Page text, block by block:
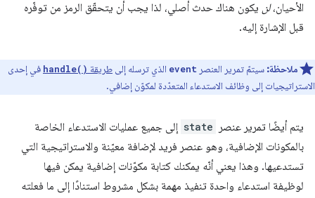
الأحيان،لن يكون هناك حدث أصلي، لذا يجب أن يتحقّق الرمز من توفّره
قبل الإشارة إليه.
ملاحظة: سيتمّ تمرير العنصر event الذي ترسله إلى طريقة handle() في إحدى
الاستراتيجيات إلى وظائف الاستدعاء المتعدّدة لمكوّن إضافي.
يتم أيضًا تمرير عنصر state إلى جميع عمليات الاستدعاء الخاصة
بالمكونات الإضافية، وهو عنصر فريد لإضافة معيّنة والاستراتيجية التي
تستدعيها. وهذا يعني أنّه يمكنك كتابة مكوّنات إضافية يمكن فيها
لوظيفة استدعاء واحدة تنفيذ مهمة بشكل مشروط استنادًا إلى ما فعلته